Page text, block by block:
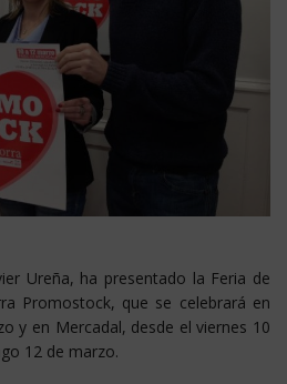
Ureña, ha presentado la Feria de
Promostock, que se celebrará en
y en Mercadal, desde el viernes 10
12 de marzo.